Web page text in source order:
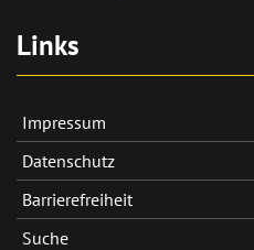
Links
Impressum
Datenschutz
Barrierefreiheit
Suche